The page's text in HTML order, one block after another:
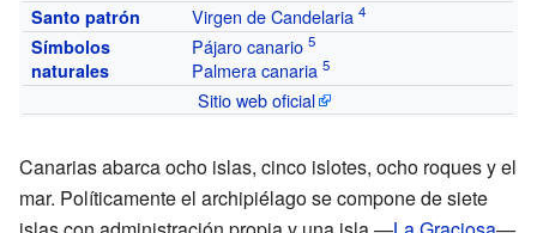
Santo patrón Virgen de Candelaria
Símbolos
naturales
Pájaro canario
Palmera canaria
Sitio web oficial
Canarias abarca ocho islas, cinco islotes, ocho roques y el
mar. Políticamente el archipiélago se compone de siete